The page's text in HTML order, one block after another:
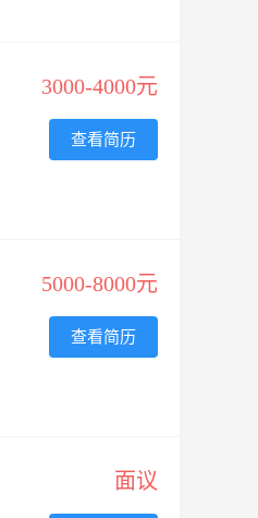
3000-4000元
查看简历
5000-8000元
查看简历
面议